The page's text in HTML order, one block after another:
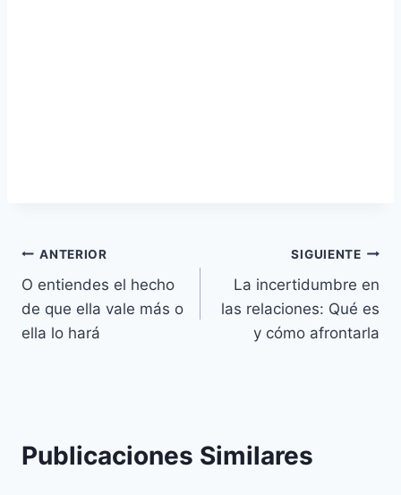
Navegación
de
entradas
ANTERIOR
O entiendes el hecho
de que ella vale más o
ella lo hará
SIGUIENTE
La incertidumbre en
las relaciones: Qué es
y cómo afrontarla
Publicaciones Similares